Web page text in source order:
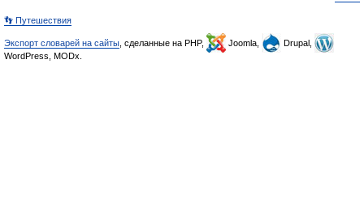
👣 Путешествия
Экспорт словарей на сайты , сделанные на PHP, Joomla,
Drupal,
WordPress, MODx.